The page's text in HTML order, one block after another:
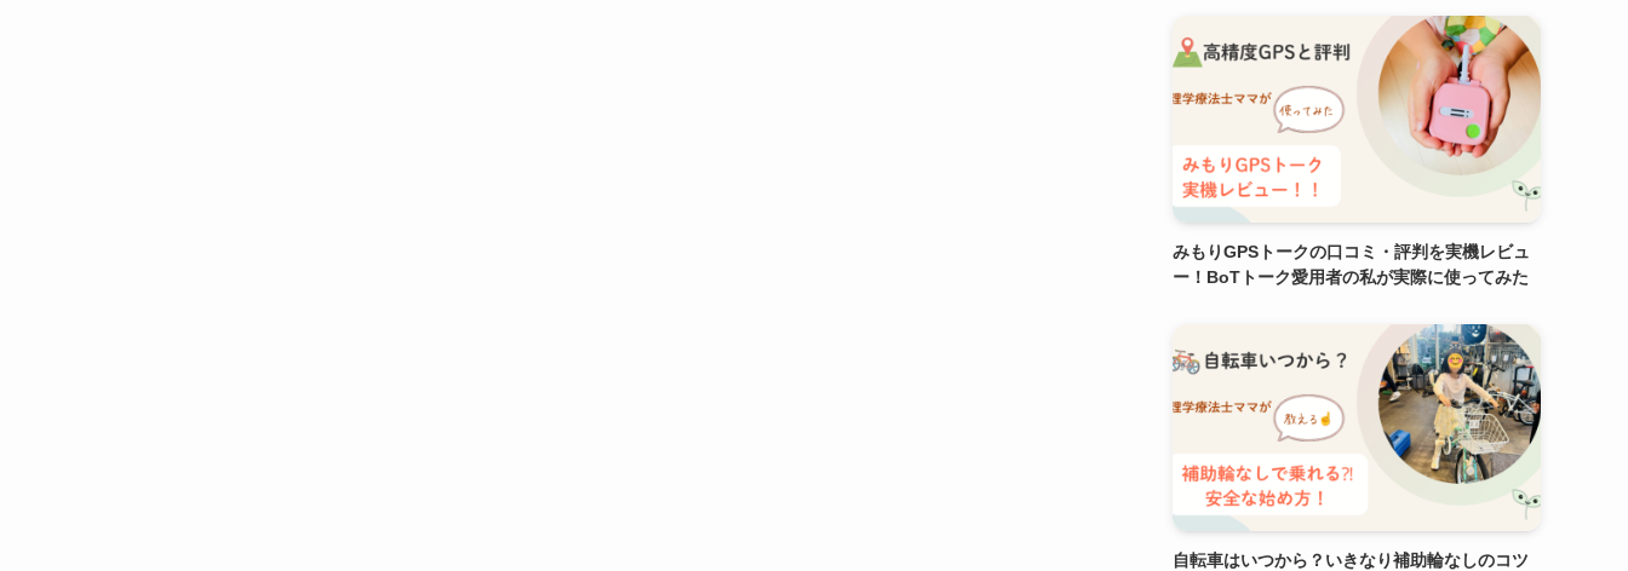
みもりGPSトークの口コミ・評判を実機レビュ
ー！BoTトーク愛用者の私が実際に使ってみた
自転車はいつから？いきなり補助輪なしのコツ